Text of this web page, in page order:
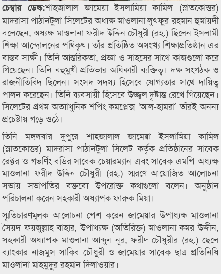
চেম্বার ডেস্ক:শাহজালাল জামেয়া ইসলামিয়া কামিল (স্নাতকোত্তর)
মাদরাসা পাঠানটুলা সিলেটের অধ্যক্ষ মাওলানা লুৎফুর রহমান হুমায়দী
বলেছেন, অধ্যক্ষ মাওলানা ফরীদ উদ্দিন চৌধুরী (রহ.) ছিলেন ইসলামী
শিক্ষা আন্দোলনের পথিকৃৎ। তাঁর প্রতিষ্ঠিত অসংখ্য শিক্ষাপ্রতিষ্ঠান এর
বাস্তব সাক্ষী। তিনি আন্তরিকতা, প্রজ্ঞা ও সাহসের সাথে কাজগুলো করে
গিয়েছেন। তিনি বহুমুখী প্রতিভার অধিকারী ব্যক্তিত্ব। দক্ষ সংগঠক ও
রাজনীতিবিদ ছিলেন। সংসদ সদস্য হিসেবে যোগ্যতার সাথে দায়িত্ব
পালন করেছেন। তিনি ব্যবসায়ী হিসেবে উজ্জ্বল দৃষ্টান্ত রেখে গিয়েছেন।
সিলেটের প্রথম অত্যাধুনিক শপিং কমপ্লেক্স ‘আল-হামরা’ তাঁরই অনন্য
প্রচেষ্টায় গড়ে ওঠে।
তিনি মঙ্গলবার দুপুরে শাহজালাল জামেয়া ইসলামিয়া কামিল
(স্নাতকোত্তর) মাদরাসা পাঠানটুলা সিলেট কর্তৃক প্রতিষ্ঠানের সাবেক
রেক্টর ও গভর্ণিং বডির সাবেক চেয়ারম্যান এবং সাবেক এমপি অধ্যক্ষ
মাওলানা ফরীদ উদ্দিন চৌধুরী (রহ.) স্মরণে আয়োজিত আলোচনা
সভায় সভাপতির বক্তব্যে উপরোক্ত কথাগুলো বলেন। অনুষ্ঠান
পরিচালনা করেন সহকারী অধ্যাপক ফারুক মিয়া।
স্মৃতিচারণমূলক আলোচনা পেশ করেন জামেয়ার উপাধ্যক্ষ মাওলানা
সৈয়দ ফয়জুল্লাহ বাহার, উপাধ্যক্ষ (অতিরিক্ত) মাওলানা কমর উদ্দীন,
সহকারী অধ্যাপক মাওলানা আব্দুন নূর, ফরীদ চৌধুরীর (রহ.) ছেলে
ব্যাংকার নাজমুস সাকিব চৌধুরী ও জামেয়ার সাবেক ছাত্র প্রতিনিধি
মাওলানা মাহমুদুর রহমান দিলাওয়ার।